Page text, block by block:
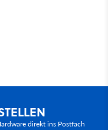
direkt ins Postfach